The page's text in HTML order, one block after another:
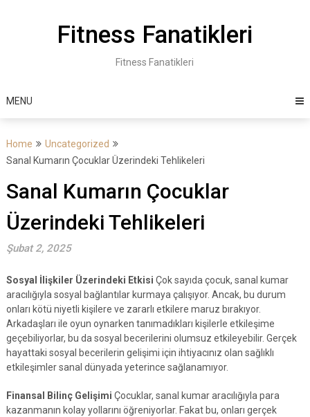
Fitness Fanatikleri
Fitness Fanatikleri
MENU
Home
Uncategorized
Sanal Kumarın Çocuklar Üzerindeki Tehlikeleri
Sanal Kumarın Çocuklar
Üzerindeki Tehlikeleri
Şubat 2, 2025
Sosyal İlişkiler Üzerindeki Etkisi Çok sayıda çocuk, sanal kumar
aracılığıyla sosyal bağlantılar kurmaya çalışıyor. Ancak, bu durum
onları kötü niyetli kişilere ve zararlı etkilere maruz bırakıyor.
Arkadaşları ile oyun oynarken tanımadıkları kişilerle etkileşime
geçebiliyorlar, bu da sosyal becerilerini olumsuz etkileyebilir. Gerçek
hayattaki sosyal becerilerin gelişimi için ihtiyacınız olan sağlıklı
etkileşimler sanal dünyada yeterince sağlanamıyor.
Finansal Bilinç Gelişimi Çocuklar, sanal kumar aracılığıyla para
kazanmanın kolay yollarını öğreniyorlar. Fakat bu, onları gerçek